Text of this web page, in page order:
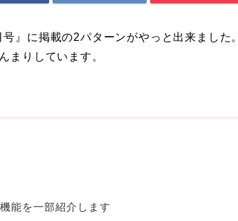
』に掲載の2パターンがやっと出来ました。
まりしています。
能を一部紹介します